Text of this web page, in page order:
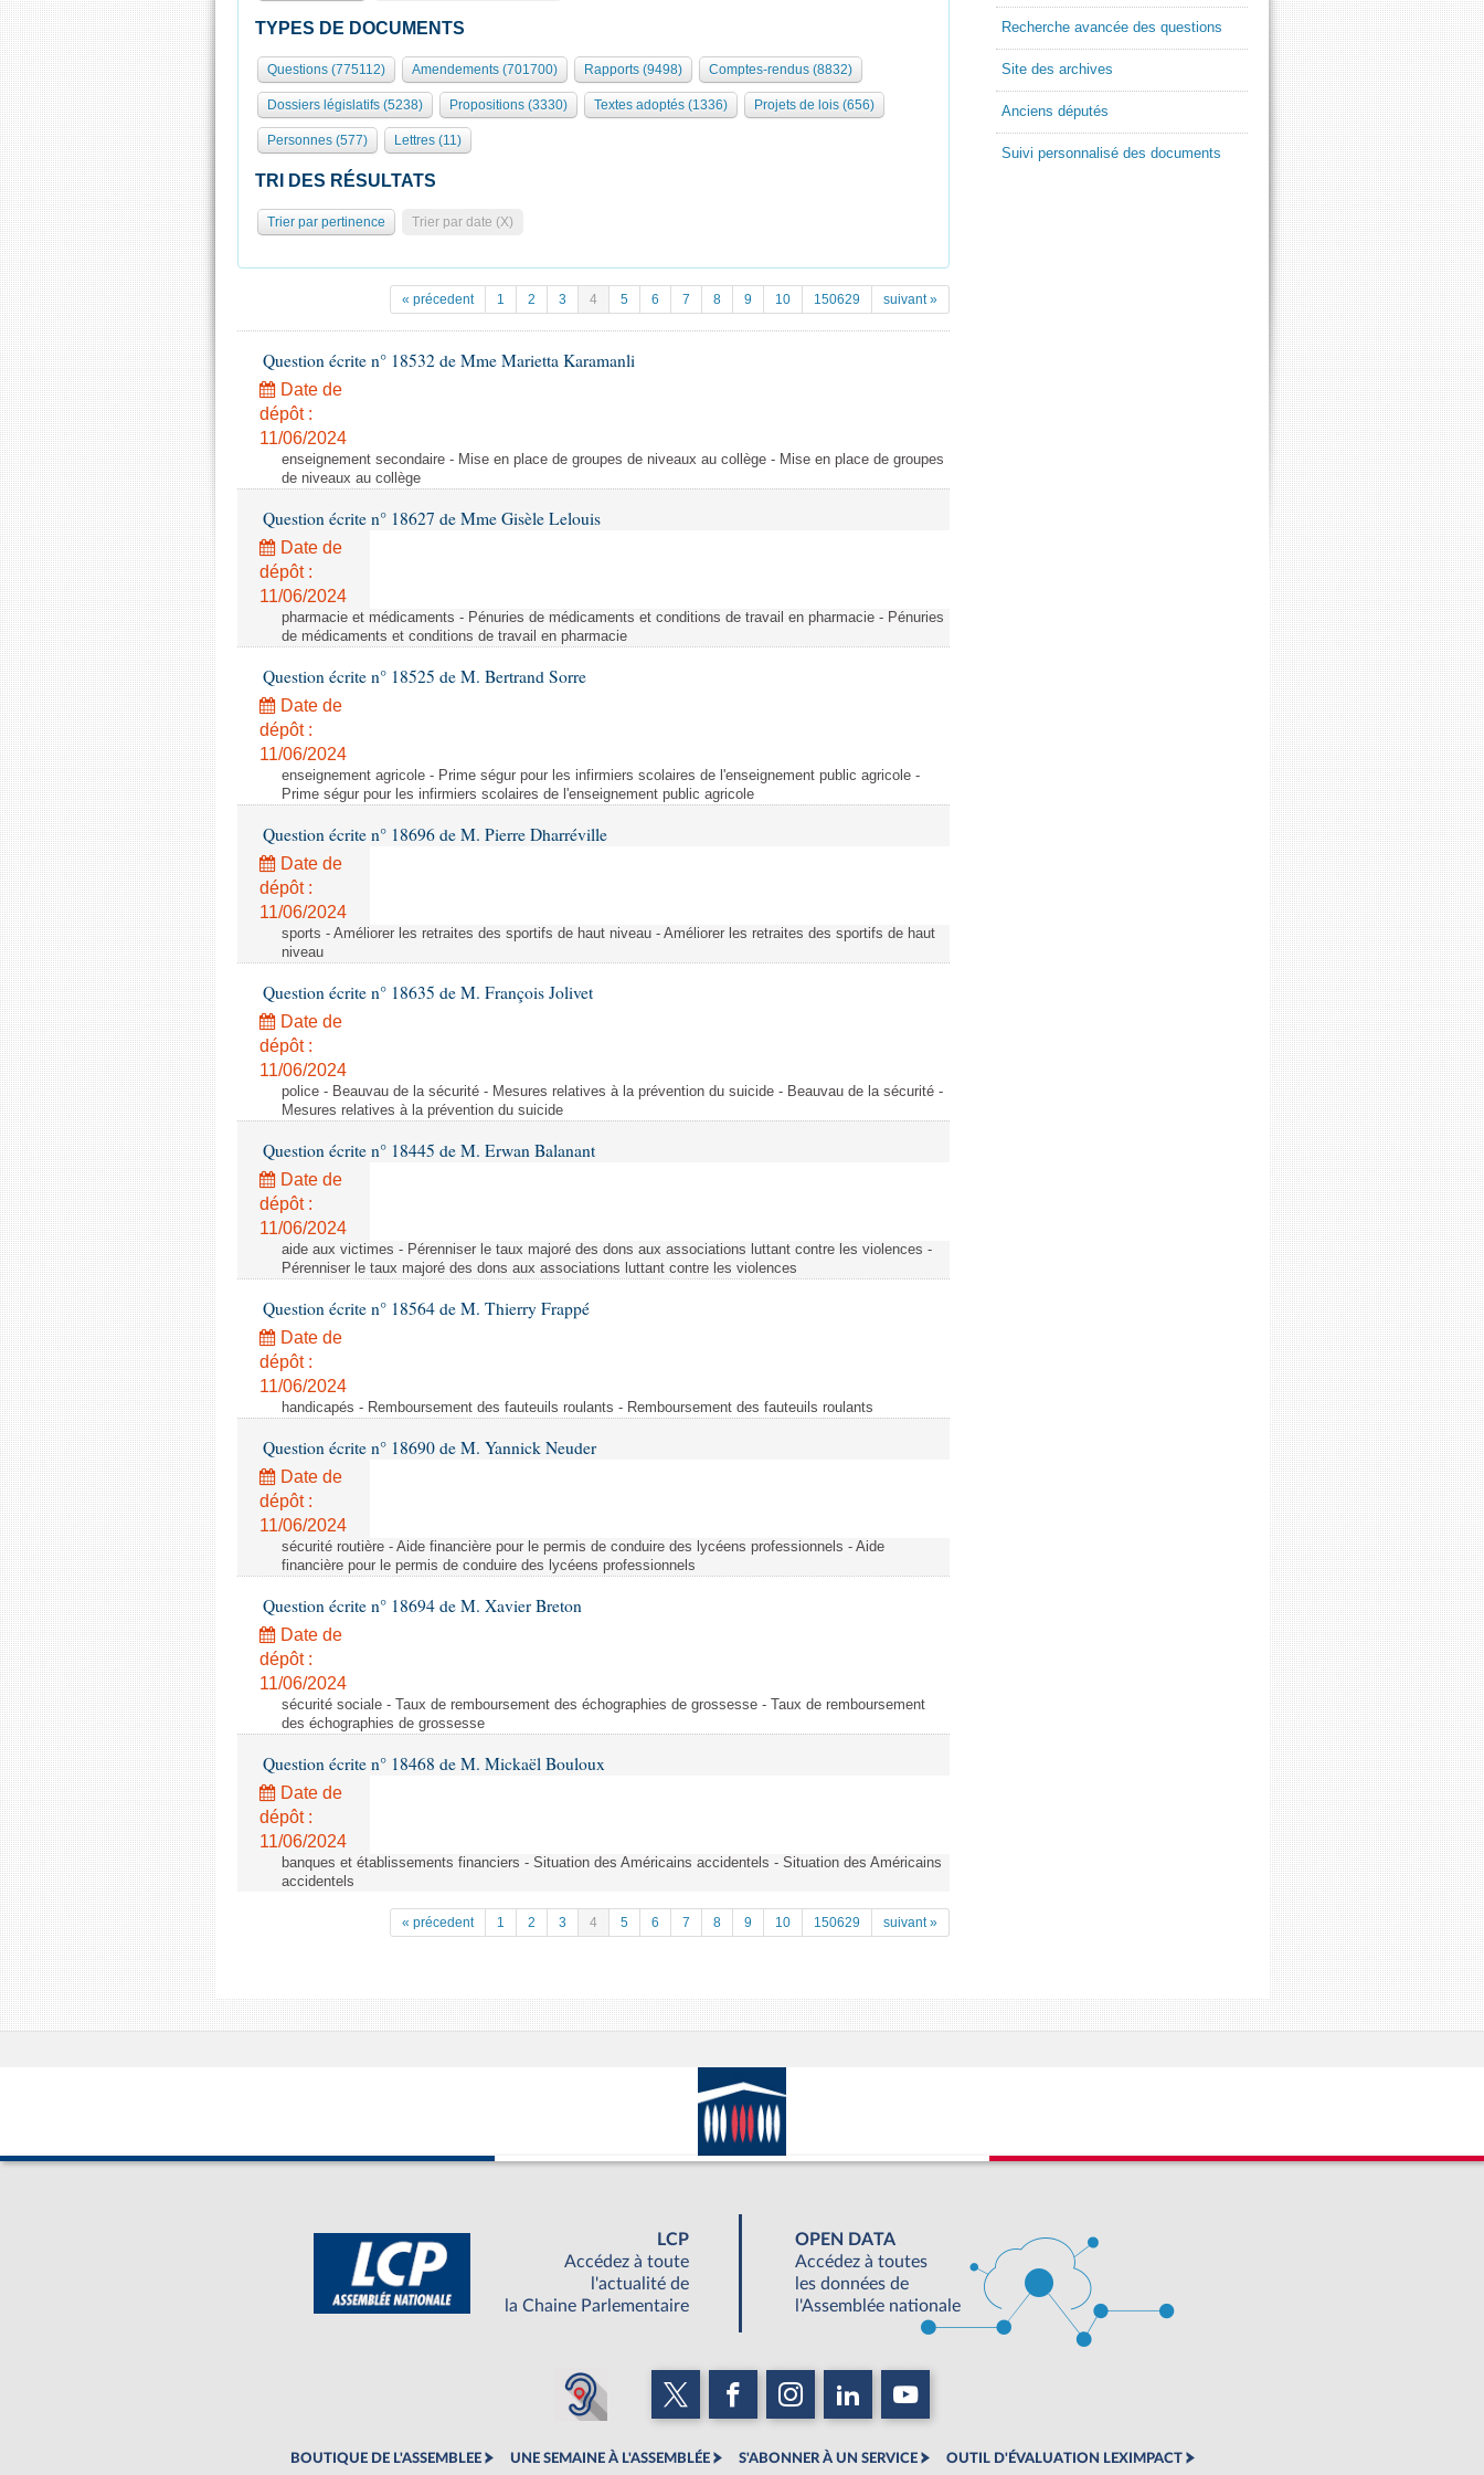
TYPES DE DOCUMENTS
Questions (775112) Amendements (701700) Rapports (9498) Comptes-rendus (8832)
Dossiers législatifs (5238) Propositions (3330) Textes adoptés (1336) Projets de lois (656)
Personnes (577) Lettres (11)
TRI DES RÉSULTATS
Trier par pertinence Trier par date (X)
« précedent 1 2 3 4 5 6 7 8 9 10 150629 suivant »
Question écrite n° 18532 de Mme Marietta Karamanli
Date de
dépôt :
11/06/2024
enseignement secondaire - Mise en place de groupes de niveaux au collège - Mise en place de groupes
de niveaux au collège
Question écrite n° 18627 de Mme Gisèle Lelouis
Date de
dépôt :
11/06/2024
pharmacie et médicaments - Pénuries de médicaments et conditions de travail en pharmacie - Pénuries
de médicaments et conditions de travail en pharmacie
Question écrite n° 18525 de M. Bertrand Sorre
Date de
dépôt :
11/06/2024
enseignement agricole - Prime ségur pour les infirmiers scolaires de l'enseignement public agricole -
Prime ségur pour les infirmiers scolaires de l'enseignement public agricole
Question écrite n° 18696 de M. Pierre Dharréville
Date de
dépôt :
11/06/2024
sports - Améliorer les retraites des sportifs de haut niveau - Améliorer les retraites des sportifs de haut
niveau
Question écrite n° 18635 de M. François Jolivet
Date de
dépôt :
11/06/2024
police - Beauvau de la sécurité - Mesures relatives à la prévention du suicide - Beauvau de la sécurité -
Mesures relatives à la prévention du suicide
Question écrite n° 18445 de M. Erwan Balanant
Date de
dépôt :
11/06/2024
aide aux victimes - Pérenniser le taux majoré des dons aux associations luttant contre les violences -
Pérenniser le taux majoré des dons aux associations luttant contre les violences
Question écrite n° 18564 de M. Thierry Frappé
Date de
dépôt :
11/06/2024
handicapés - Remboursement des fauteuils roulants - Remboursement des fauteuils roulants
Question écrite n° 18690 de M. Yannick Neuder
Date de
dépôt :
11/06/2024
sécurité routière - Aide financière pour le permis de conduire des lycéens professionnels - Aide
financière pour le permis de conduire des lycéens professionnels
Question écrite n° 18694 de M. Xavier Breton
Date de
dépôt :
11/06/2024
sécurité sociale - Taux de remboursement des échographies de grossesse - Taux de remboursement
des échographies de grossesse
Question écrite n° 18468 de M. Mickaël Bouloux
Date de
dépôt :
11/06/2024
banques et établissements financiers - Situation des Américains accidentels - Situation des Américains
accidentels
« précedent 1 2 3 4 5 6 7 8 9 10 150629 suivant »
Recherche avancée des questions
Site des archives
Anciens députés
Suivi personnalisé des documents
LCP
Accédez à toute
l'actualité de
la Chaine Parlementaire
OPEN DATA
Accédez à toutes
les données de
l'Assemblée nationale
BOUTIQUE DE L'ASSEMBLEE UNE SEMAINE À L'ASSEMBLÉE S'ABONNER À UN SERVICE OUTIL D'ÉVALUATION LEXIMPACT